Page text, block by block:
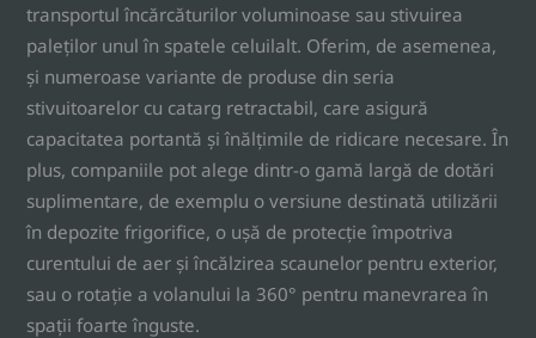
transportul încărcăturilor voluminoase sau stivuirea
paleților unul în spatele celuilalt. Oferim, de asemenea,
și numeroase variante de produse din seria
stivuitoarelor cu catarg retractabil, care asigură
capacitatea portantă și înălțimile de ridicare necesare. În
plus, companiile pot alege dintr-o gamă largă de dotări
suplimentare, de exemplu o versiune destinată utilizării
în depozite frigorifice, o ușă de protecție împotriva
curentului de aer și încălzirea scaunelor pentru exterior,
sau o rotație a volanului la 360° pentru manevrarea în
spații foarte înguste.